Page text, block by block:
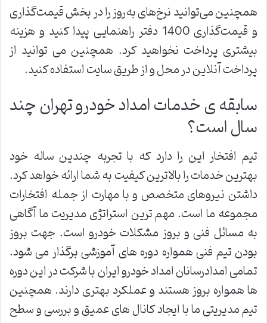
همچنین می‌توانید نرخ‌های به‌روز را در بخش قیمت‌گذاری
و قیمت‌گذاری 1400 دفتر راهنمایی پیدا کنید و هزینه
بیشتری پرداخت نخواهید کرد. همچنین می توانید از
پرداخت آنلاین در محل و از طریق سایت استفاده کنید.
سابقه ی خدمات امداد خودرو تهران چند
سال است؟
تیم افتخار این را دارد که با تجربه چندین ساله خود
بهترین خدمات را بالاترین کیفیت به شما ارائه خواهد کرد.
داشتن نیروهای متخصص و با مهارت از جمله افتخارات
مجموعه ما است. مهم ترین استراتژی مدیریت ما آگاهی
به مسائل فنی و بروز مشکلات خودرو است. جهت بروز
بودن تیم فنی همواره دوره های آموزشی برگذار می شود.
تمامی امدادرسانان امداد خودرو ایران با شرکت در این دوره
ها همواره بروز هستند و عملکرد بهتری دارند. همچنین
تیم مدیریتی ما با ایجاد کانال های عمیق و بررسی و سطح